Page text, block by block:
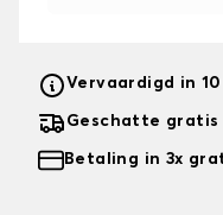
Vervaardigd in
Geschatte gratis
Betaling in 3x